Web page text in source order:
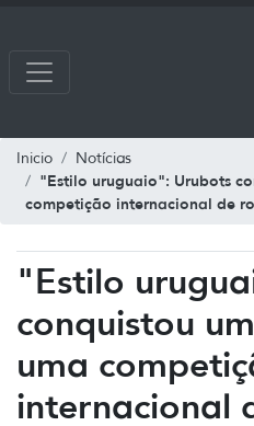
Inicio Notícias
"Estilo uruguaio": Urubots
competição internacional de
"Estilo
conquistou
uma
internacional